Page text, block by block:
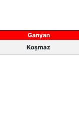
Ganyan
Koşmaz